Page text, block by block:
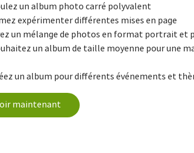
un album photo carré polyvalent
expérimenter différentes mises en page
un mélange de photos en format portrait et
un album de taille moyenne pour une
un album pour différents événements et
maintenant